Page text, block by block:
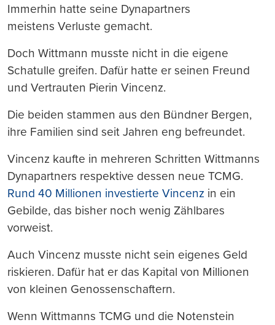
Immerhin hatte seine Dynapartners
meistens Verluste gemacht.
Doch Wittmann musste nicht in die eigene
Schatulle greifen. Dafür hatte er seinen Freund
und Vertrauten Pierin Vincenz.
Die beiden stammen aus den Bündner Bergen,
ihre Familien sind seit Jahren eng befreundet.
Vincenz kaufte in mehreren Schritten Wittmanns
Dynapartners respektive dessen neue TCMG.
Rund 40 Millionen investierte Vincenz in ein
Gebilde, das bisher noch wenig Zählbares
vorweist.
Auch Vincenz musste nicht sein eigenes Geld
riskieren. Dafür hat er das Kapital von Millionen
von kleinen Genossenschaftern.
Wenn Wittmanns TCMG und die Notenstein